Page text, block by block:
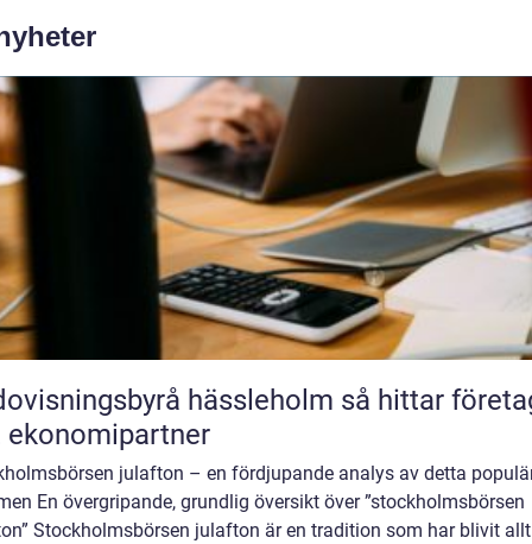
hässleholm så hittar företag
ekonomipartner
julafton – en fördjupande analys av detta
En övergripande, grundlig översikt över ”stockholmsbörsen
Stockholmsbörsen julafton är en tradition som har blivit